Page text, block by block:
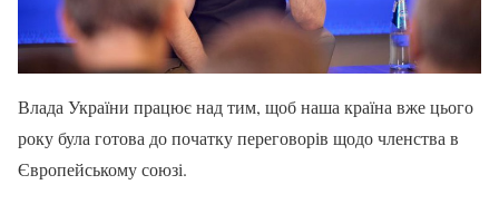
Влада України працює над тим, щоб наша країна вже цього
року була готова до початку переговорів щодо членства в
Європейському союзі.